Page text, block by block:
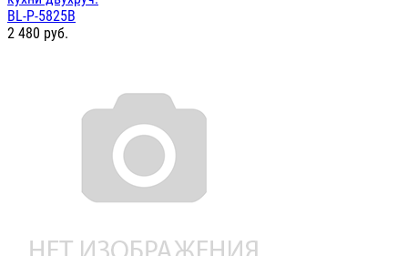
BL-P-5825B
2 480 руб.